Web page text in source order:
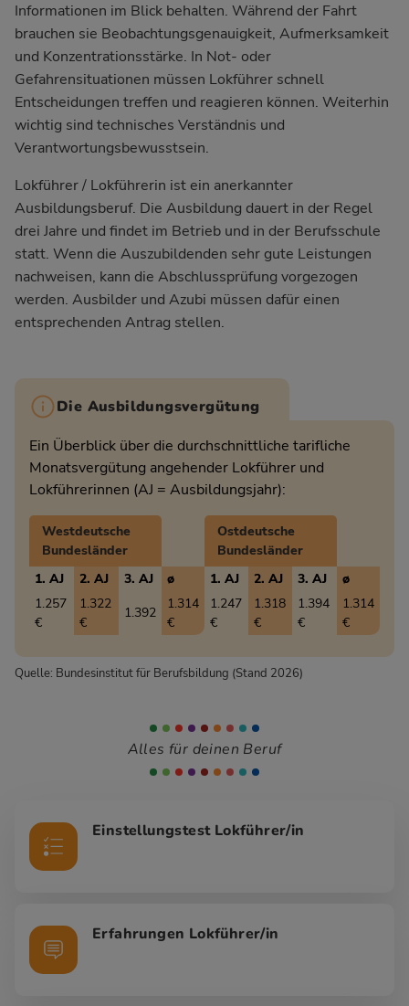
Informationen im Blick behalten. Während der Fahrt
brauchen sie Beobachtungsgenauigkeit, Aufmerksamkeit
und Konzentrationsstärke. In Not- oder
Gefahrensituationen müssen Lokführer schnell
Entscheidungen treffen und reagieren können. Weiterhin
wichtig sind technisches Verständnis und
Verantwortungsbewusstsein.
Lokführer / Lokführerin ist ein anerkannter
Ausbildungsberuf. Die Ausbildung dauert in der Regel
drei Jahre und findet im Betrieb und in der Berufsschule
statt. Wenn die Auszubildenden sehr gute Leistungen
nachweisen, kann die Abschlussprüfung vorgezogen
werden. Ausbilder und Azubi müssen dafür einen
entsprechenden Antrag stellen.
Die Ausbildungsvergütung
Ein Überblick über die durchschnittliche tarifliche
Monatsvergütung angehender Lokführer und
Lokführerinnen (AJ = Ausbildungsjahr):
Westdeutsche
Bundesländer
1. AJ
2. AJ 3. AJ
ø
1.257
€
1.322
€
1.392
1.314
€
Ostdeutsche
Bundesländer
1. AJ
2. AJ 3. AJ
ø
1.247
€
1.318
€
1.394
€
1.314
€
Quelle: Bundesinstitut für Berufsbildung (Stand 2026)
Alles für deinen Beruf
Einstellungstest Lokführer/in
Erfahrungen Lokführer/in